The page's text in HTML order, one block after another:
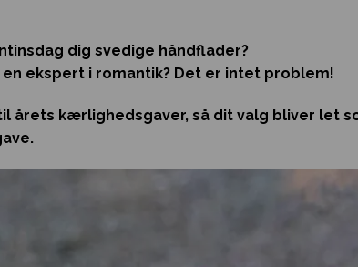
dig svedige håndflader?
en ekspert i romantik? Det er intet problem!
årets kærlighedsgaver, så dit valg bliver let